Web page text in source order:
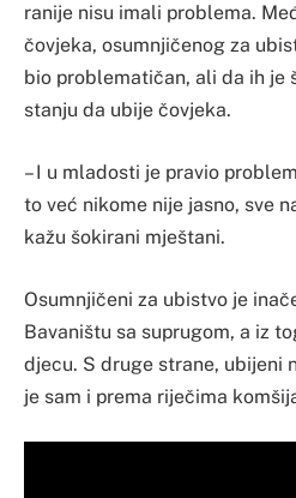
ranije nisu imali problema.
čovjeka, osumnjičenog za
bio problematičan, ali da ih je
stanju da ubije čovjeka.
– I u mladosti je pravio
to već nikome nije jasno, sve
kažu šokirani mještani.
Osumnjičeni za ubistvo je
Bavaništu sa suprugom, a iz
djecu. S druge strane, ubijeni
je sam i prema riječima